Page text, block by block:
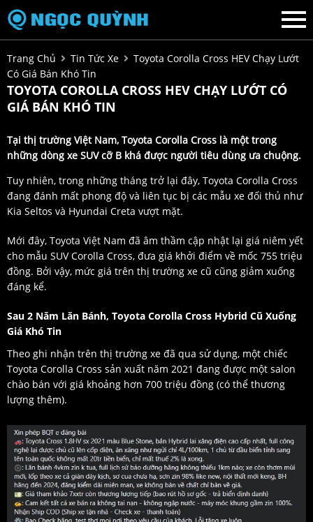
Trang Chủ Tin Tức Xe
Toyota Corolla Cross HEV Chạy Lướt
Có Giá Bán Khó Tin
TOYOTA COROLLA CROSS HEV CHẠY LƯỚT CÓ
GIÁ BÁN KHÓ TIN
Tại thị trường Việt Nam, Toyota Corolla Cross là một trong
những dòng xe SUV cỡ B khá được người tiêu dùng ưa chuộng.
Tuy nhiên, trong những tháng trở lại đây, Toyota Corolla Cross
đang đánh mất phong độ và liên tục bị các mẫu xe đối thủ như
Kia Seltos và Hyundai Creta vượt mặt.
Mới đây, Toyota Việt Nam đã âm thầm cập nhật lại giá niêm yết
cho mẫu SUV Corolla Cross, đưa giá khởi điểm về mốc 755 triệu
đồng. Bởi vậy, mức giá trên thị trường xe cũ cũng giảm xuống
đáng kể.
Sau 2 Năm Lăn Bánh, Toyota Corolla Cross Hybrid Cũ Xuống
Giá Khó Tin
Theo ghi nhận trên thị trường xe đã qua sử dụng, một chiếc
Toyota Corolla Cross sản xuất năm 2021 đang được một salon
chào bán với giá khoảng hơn 700 triệu đồng (có thể thương
lượng thêm).